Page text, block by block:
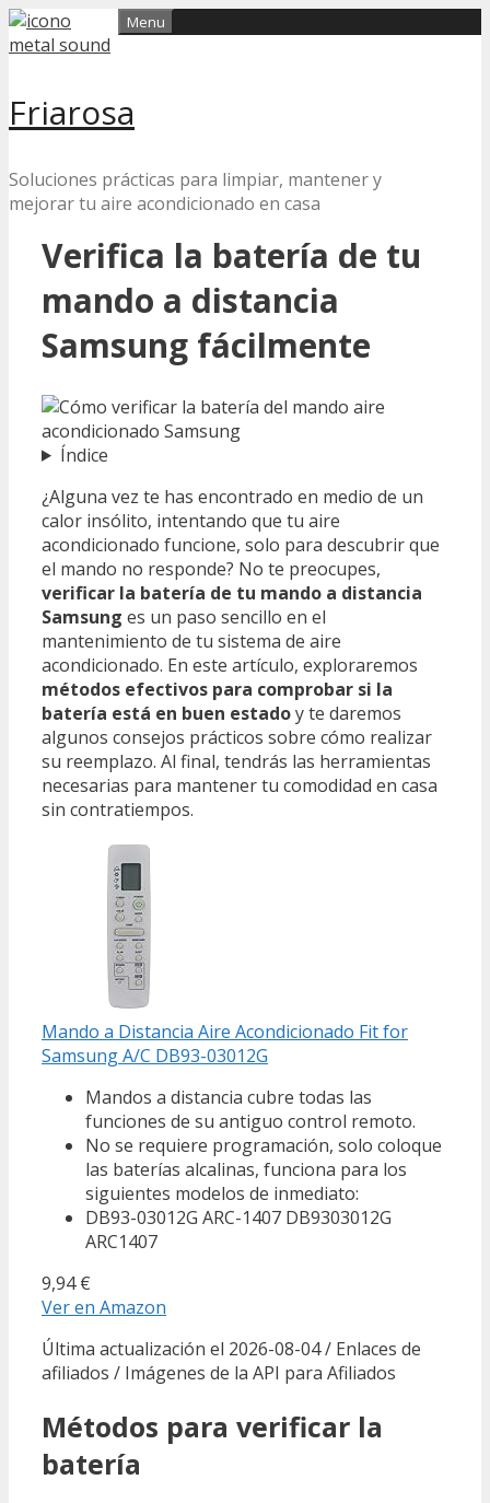
Skip
to
Friarosa
Soluciones prácticas para limpiar, mantener y
mejorar tu aire acondicionado en casa
Menu
Verifica la batería de tu
mando a distancia
Samsung fácilmente
Índice
¿Alguna vez te has encontrado en medio de un
calor insólito, intentando que tu aire
acondicionado funcione, solo para descubrir que
el mando no responde? No te preocupes,
verificar la batería de tu mando a distancia
Samsung es un paso sencillo en el
mantenimiento de tu sistema de aire
acondicionado. En este artículo, exploraremos
métodos efectivos para comprobar si la
batería está en buen estadoy te daremos
algunos consejos prácticos sobre cómo realizar
su reemplazo. Al final, tendrás las herramientas
necesarias para mantener tu comodidad en casa
sin contratiempos.
Mando a Distancia Aire Acondicionado Fit for
Samsung A/C DB93-03012G
Mandos a distancia cubre todas las
funciones de su antiguo control remoto.
No se requiere programación, solo coloque
las baterías alcalinas, funciona para los
siguientes modelos de inmediato:
DB93-03012G ARC-1407 DB9303012G
ARC1407
9,94 €
Ver en Amazon
Última actualización el 2026-08-04 / Enlaces de
afiliados / Imágenes de la API para Afiliados
Métodos para verificar la
batería